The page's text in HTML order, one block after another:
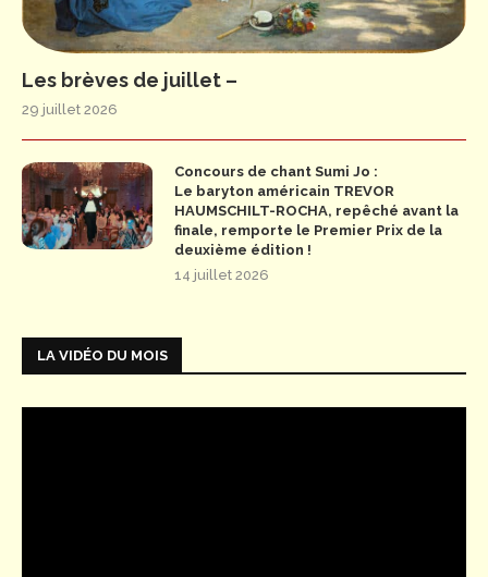
Les brèves de juillet –
29 juillet 2026
Concours de chant Sumi Jo :
Le baryton américain TREVOR
HAUMSCHILT-ROCHA, repêché avant la
finale, remporte le Premier Prix de la
deuxième édition !
14 juillet 2026
LA VIDÉO DU MOIS